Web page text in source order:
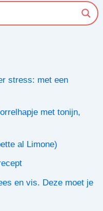
stress: met een
met tonijn,
al Limone)
en vis. Deze moet je